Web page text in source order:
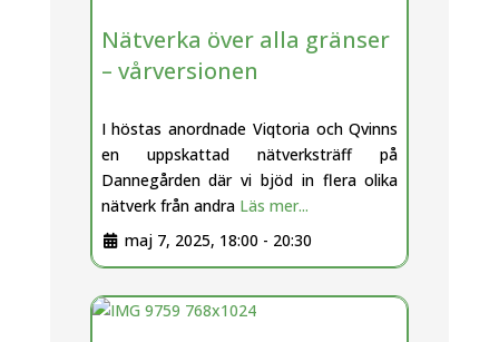
Nätverka över alla gränser
– vårversionen
I höstas anordnade Viqtoria och Qvinns
en uppskattad nätverksträff på
Dannegården där vi bjöd in flera olika
nätverk från andra Läs mer...
maj 7, 2025, 18:00 - 20:30